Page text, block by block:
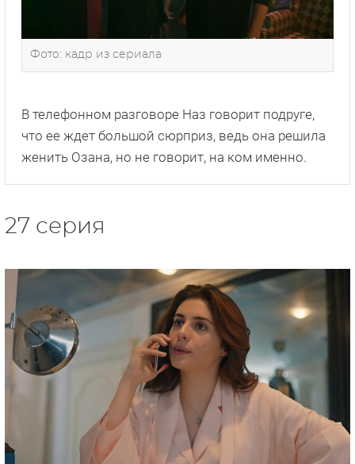
Фото: кадр из сериала
В телефонном разговоре Наз говорит подруге,
что ее ждет большой сюрприз, ведь она решила
женить Озана, но не говорит, на ком именно.
27 серия